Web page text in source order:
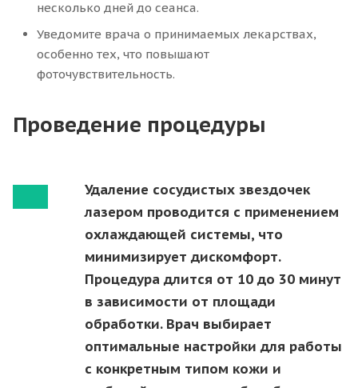
несколько дней до сеанса.
Уведомите врача о принимаемых лекарствах,
особенно тех, что повышают
фоточувствительность.
Проведение процедуры
Удаление сосудистых звездочек
лазером проводится с применением
охлаждающей системы, что
минимизирует дискомфорт.
Процедура длится от 10 до 30 минут
в зависимости от площади
обработки. Врач выбирает
оптимальные настройки для работы
с конкретным типом кожи и